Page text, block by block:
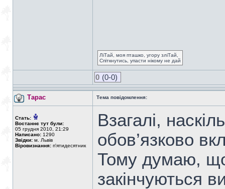
ЛіТай, моя пташко, угору зліТай,
Спіткнутись, упасти нікому не дай
0 (0-0)
Тарас Тема повідомлення:
Стать:
Востаннє тут були:
05 грудня 2010, 21:29
Написано: 1290
Звідки: м. Львів
Віровизнання: п'ятидесятник
Взагалі,
обов’язково
Тому думаю,
закінчуються